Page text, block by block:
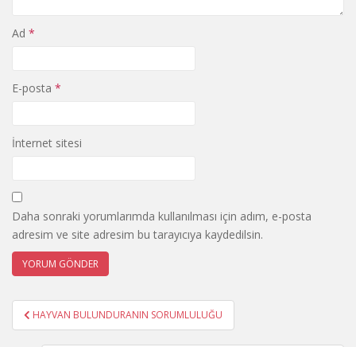
Ad *
E-posta *
İnternet sitesi
Daha sonraki yorumlarımda kullanılması için adım, e-posta
adresim ve site adresim bu tarayıcıya kaydedilsin.
Yazı
gezinmesi
HAYVAN BULUNDURANIN SORUMLULUĞU